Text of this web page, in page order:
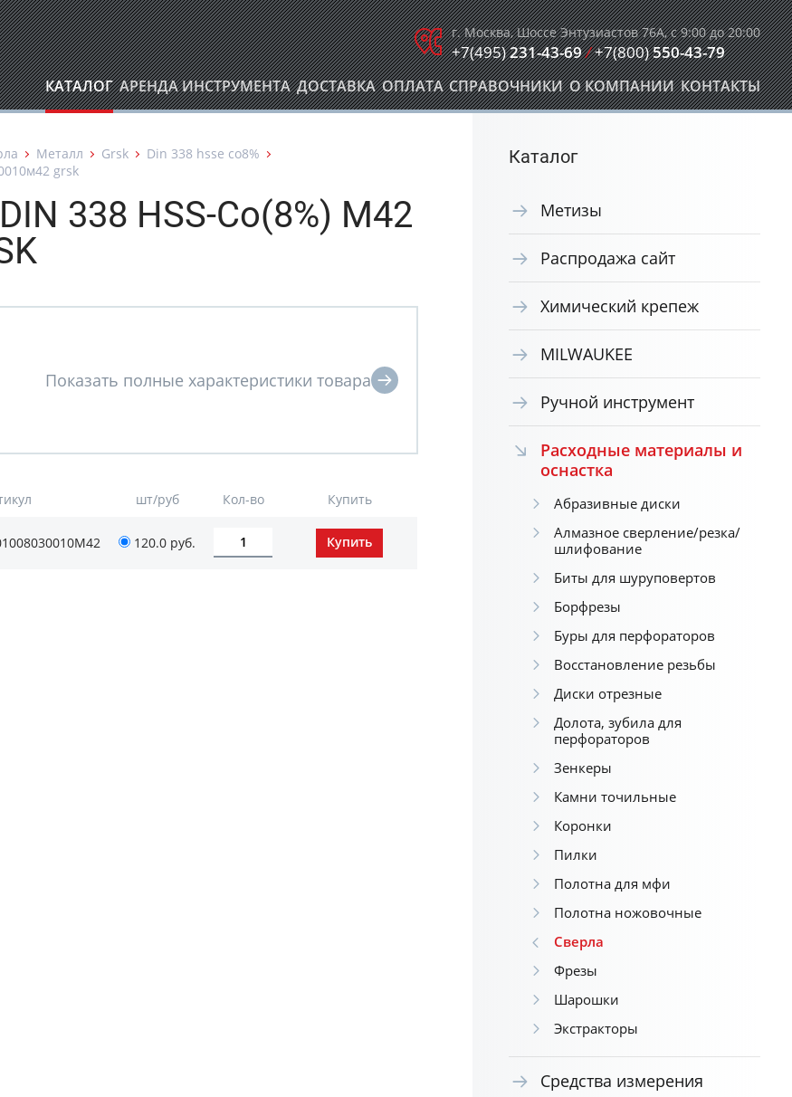
г. Москва, Шоссе Энтузиастов 76А, с 9:00 до 20:00
+7(495)231-43-69/+7(800)550-43-79
КАТАЛОГ АРЕНДА ИНСТРУМЕНТА ДОСТАВКА ОПЛАТА СПРАВОЧНИКИ О КОМПАНИИ КОНТАКТЫ
Металл Grsk
Din 338 hsse co8%
grsk
338 HSS-Co(8%) М42
шт/руб Кол-во Купить
120.0 руб.
Каталог
Метизы
Распродажа сайт
Химический крепеж
MILWAUKEE
Ручной инструмент
Расходные материалы и
оснастка
Абразивные диски
Алмазное сверление/резка/
шлифование
Биты для шуруповертов
Борфрезы
Буры для перфораторов
Восстановление резьбы
Диски отрезные
Долота, зубила для
перфораторов
Зенкеры
Камни точильные
Коронки
Пилки
Полотна для мфи
Полотна ножовочные
Сверла
Фрезы
Шарошки
Экстракторы
Средства измерения